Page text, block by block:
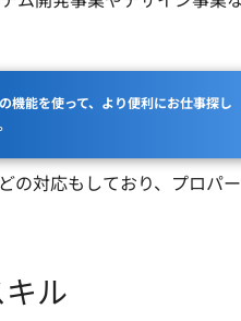
機能を使って、より便利にお仕事探し
です。
の対応もしており、プロパ
ル